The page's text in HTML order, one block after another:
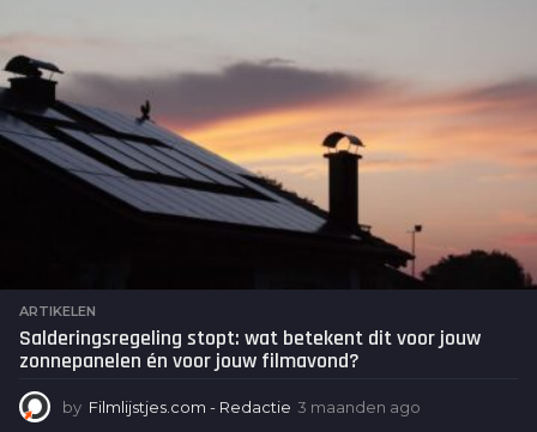
ARTIKELEN
Salderingsregeling stopt: wat betekent dit voor jouw
zonnepanelen én voor jouw filmavond?
by Filmlijstjes.com - Redactie 3 maanden ago